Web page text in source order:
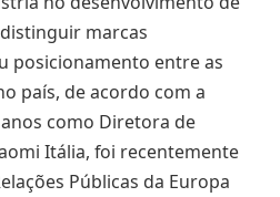
marcas
posicionamento entre as
país, de acordo com a
como Diretora de
Itália, foi recentemente
Públicas da Europa